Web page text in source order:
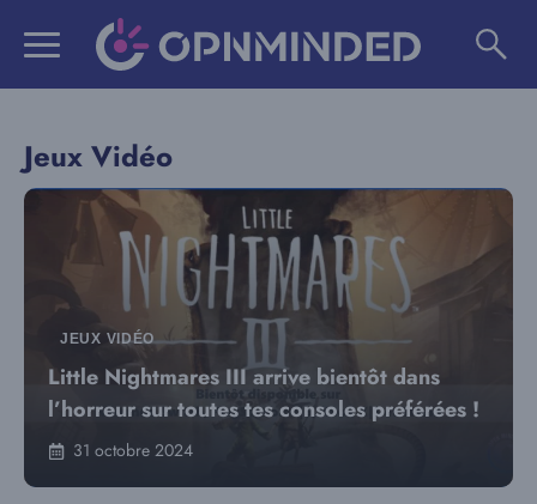
Jeux Vidéo
JEUX VIDÉO
Little Nightmares III arrive bientôt dans
l’horreur sur toutes tes consoles préférées !
31 octobre 2024